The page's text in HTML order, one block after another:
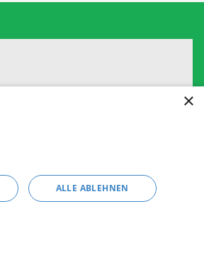
Einstellungen öffnen
×
ALLE ABLEHNEN